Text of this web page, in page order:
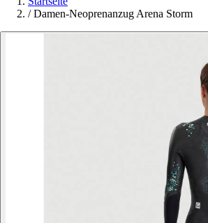
/ Damen-Neoprenanzug Arena Storm